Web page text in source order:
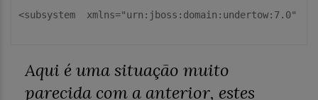
<subsystem xmlns="urn:jboss:domain:undertow:7.0"
Aqui é uma situação muito
parecida com a anterior, estes